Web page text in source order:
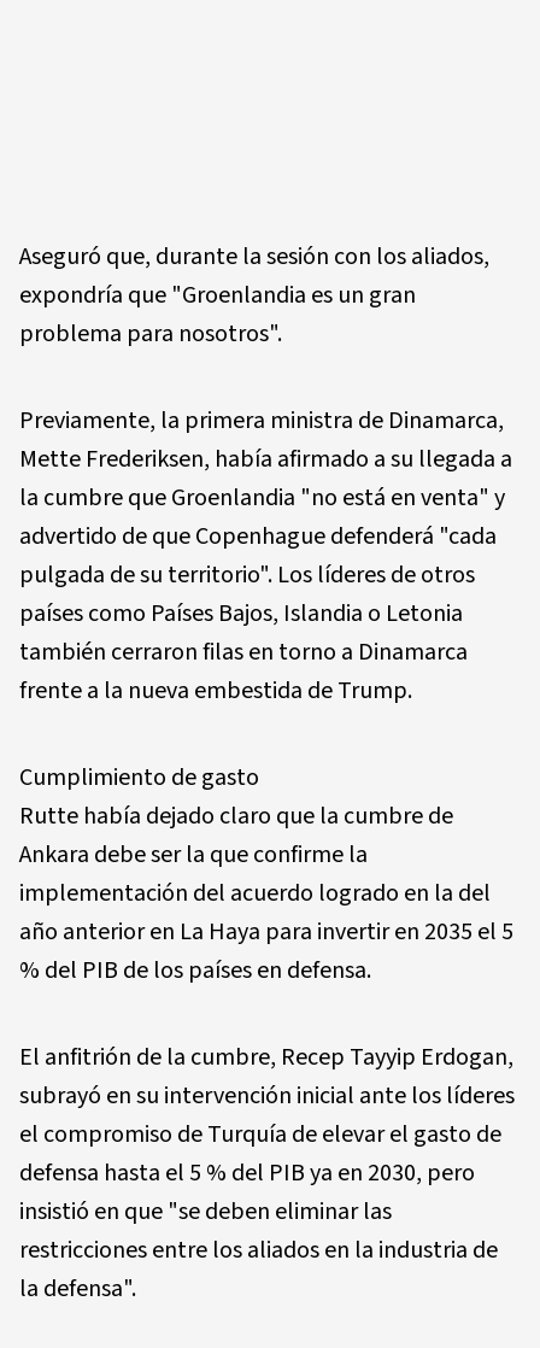
Aseguró que, durante la sesión con los aliados,
expondría que "Groenlandia es un gran
problema para nosotros".
Previamente, la primera ministra de Dinamarca,
Mette Frederiksen, había afirmado a su llegada a
la cumbre que Groenlandia "no está en venta" y
advertido de que Copenhague defenderá "cada
pulgada de su territorio". Los líderes de otros
países como Países Bajos, Islandia o Letonia
también cerraron filas en torno a Dinamarca
frente a la nueva embestida de Trump.
Cumplimiento de gasto
Rutte había dejado claro que la cumbre de
Ankara debe ser la que confirme la
implementación del acuerdo logrado en la del
año anterior en La Haya para invertir en 2035 el 5
% del PIB de los países en defensa.
El anfitrión de la cumbre, Recep Tayyip Erdogan,
subrayó en su intervención inicial ante los líderes
el compromiso de Turquía de elevar el gasto de
defensa hasta el 5 % del PIB ya en 2030, pero
insistió en que "se deben eliminar las
restricciones entre los aliados en la industria de
la defensa".